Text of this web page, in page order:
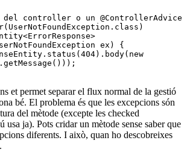
controller o un @ControllerAdvice
( UserNotFoundException . class )
ErrorResponse>
ex)
{
. status ( 404) . body( new
. getMessage()) );
et permet separar el flux normal de la gestió
bé. El problema és que les excepcions són
del mètode (excepte les checked
usa ja). Pots cridar un mètode sense saber que
diferents. I això, quan ho descobreixes